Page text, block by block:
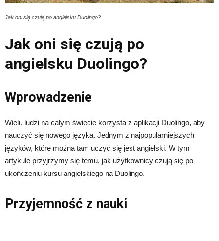
Jak oni się czują po angielsku Duolingo?
Jak oni się czują po
angielsku Duolingo?
Wprowadzenie
Wielu ludzi na całym świecie korzysta z aplikacji Duolingo, aby
nauczyć się nowego języka. Jednym z najpopularniejszych
języków, które można tam uczyć się jest angielski. W tym
artykule przyjrzymy się temu, jak użytkownicy czują się po
ukończeniu kursu angielskiego na Duolingo.
Przyjemność z nauki